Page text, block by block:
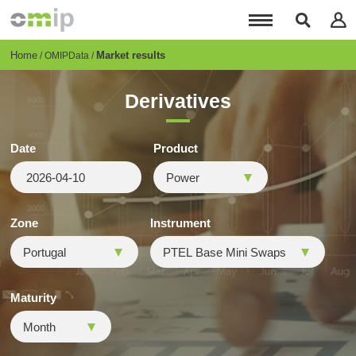
content
Breadcrumb
Home OMIPData Market results
Derivatives
Date Product
Zone Instrument
Maturity